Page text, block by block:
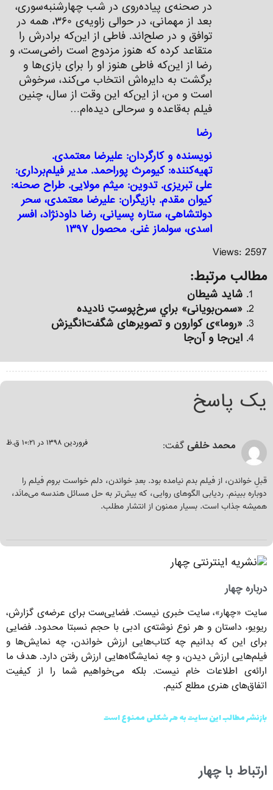
در صحنه‌ی پیاده‌روی در شب چهارشنبه‌سوری،
بعد از مهمانی، در حوالی زاویه‌ی ۳۶۰، همه در
توافق و در صلح‌اند. فاطی از این‌که برادرش را
متقاعد کرده که هنوز مزدوج است راضی‌ست، و
رضا از این‌که فاطی هنوز او را برای بازی‌ها و
برگشت به دایره‌اش انتخاب می‌کند، سرخوش
است و من، از این‌که این وقت از سال، چنین
فیلم به‌قاعده و سرحالی دیده‌ام…
رضا
نویسنده و کارگردان: علیرضا معتمدی.
تهیه‌کننده: کیومرث پوراحمد. مدیر فیلم‌برداری:
علی تبریزی. تدوین: میثم مولایی. طراح صحنه:
کیوان مقدم. بازیگران: علیرضا معتمدی، سحر
دولتشاهی، ستاره پسیانی، رضا داودنژاد، افسر
اسدی، سولماز غنی. محصول ۱۳۹۷
Views: 2597
مطالب مرتبط:
شاید شیطان
«سمن‌بويانی» براي سرخ‌پوستِ ناديده
«روما»ی کوارون و تصویرهای شگفت‌انگیزش
این‌جا و آن‌جا
یک پاسخ
محمد خلفی گفت: فروردین ۱۳۹۸ در ۱۰:۲۱ ق.ظ
قبلِ خواندن، از فیلم بدم نیامده بود. بعدِ خواندن، دلم خواست بروم فیلم را
دوباره ببینم. ردیابی الگوهای روایی، که بیش‌تر به حل مسائل هندسه می‌مانَد،
همیشه جذاب است. بسیار ممنون از انتشار مطلب.
درباره چهار
سایت «چهار»، سایت خبری نیست. فضایی‌ست برای عرضه‌ی گزارش‌،
ریویو، داستان و هر نوع نوشته‌ی ادبی با حجم نسبتا محدود. فضایی
برای این که بدانیم چه کتاب‌هایی ارزش خواندن، چه نمایش‌ها و
فیلم‌هایی ارزش دیدن، و چه نمایشگاه‌هایی ارزش رفتن دارد. هدف ما
ارائه‌ی اطلاعات خام نیست. بلکه می‌خواهیم شما را از کیفیت
اتفاق‌های هنری مطلع کنیم.
بازنشر مطالب این سایت به هر شکلی ممنوع است
ارتباط با چهار